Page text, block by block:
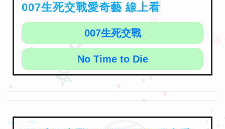
007生死交戰愛奇藝 線上看
007生死交戰
No Time to Die